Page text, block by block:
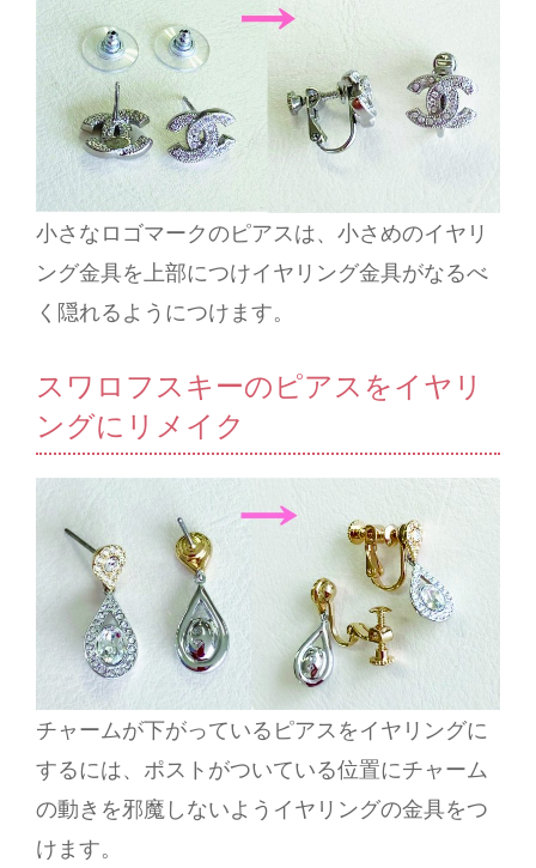
小さなロゴマークのピアスは、小さめのイヤリ
ング金具を上部につけイヤリング金具がなるべ
く隠れるようにつけます。
スワロフスキーのピアスをイヤリ
ングにリメイク
チャームが下がっているピアスをイヤリングに
するには、ポストがついている位置にチャーム
の動きを邪魔しないようイヤリングの金具をつ
けます。